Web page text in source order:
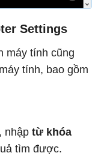
Settings
máy tính cũng
tính, bao gồm
nhập từ khóa
tìm được.